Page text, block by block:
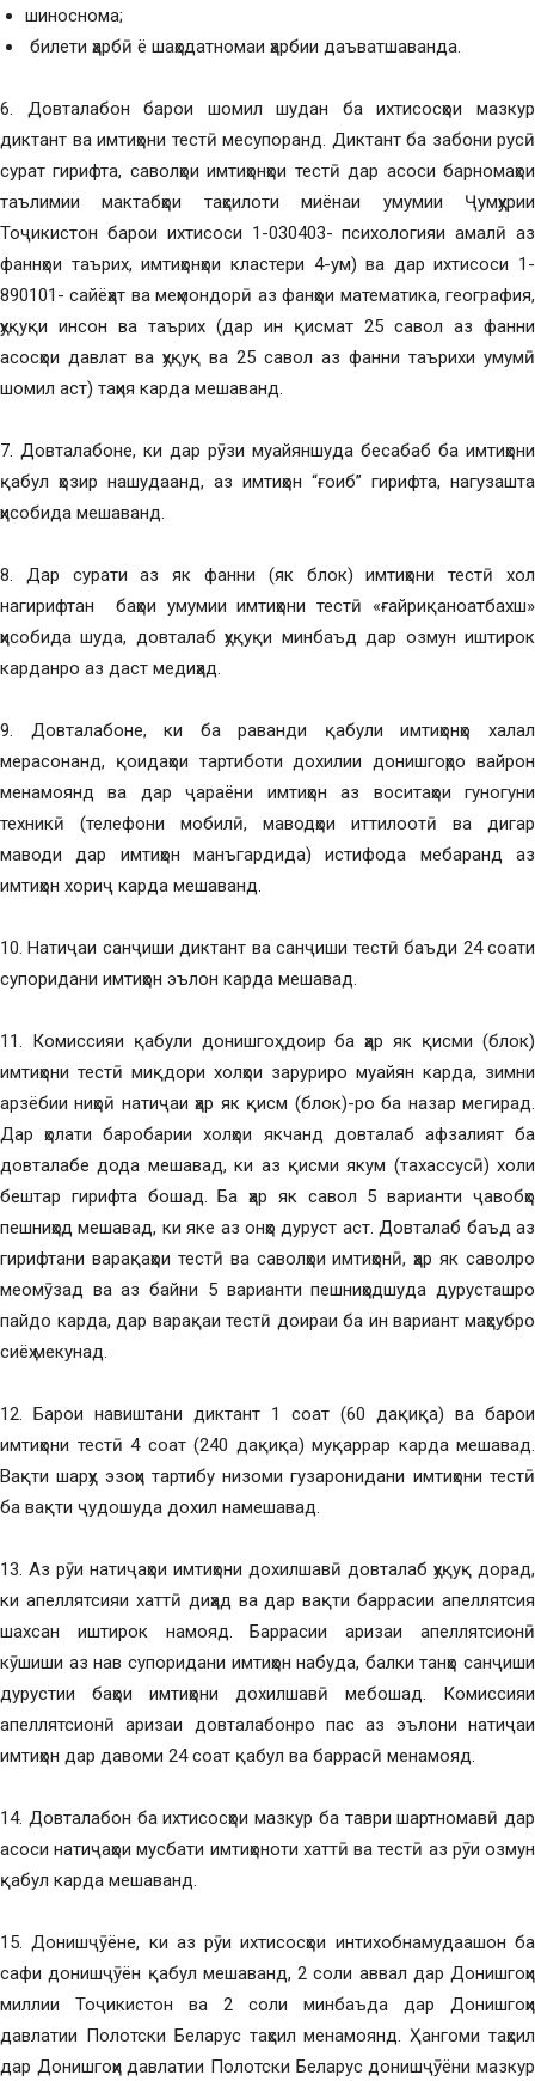
шиноснома;
билети ҳарбӣ ё шаҳодатномаи ҳарбии даъватшаванда.
6. Довталабон барои шомил шудан ба ихтисосҳои мазкур
диктант ва имтиҳони тестӣ месупоранд. Диктант ба забони русӣ
сурат гирифта, саволҳои имтиҳонҳои тестӣ дар асоси барномаҳои
таълимии мактабҳои таҳсилоти миёнаи умумии Ҷумҳурии
Тоҷикистон барои ихтисоси 1-030403- психологияи амалӣ аз
фаннҳои таърих, имтиҳонҳои кластери 4-ум) ва дар ихтисоси 1-
890101- сайёҳат ва меҳмондорӣ аз фанҳои математика, география,
ҳуқуқи инсон ва таърих (дар ин қисмат 25 савол аз фанни
асосҳои давлат ва ҳуқуқ ва 25 савол аз фанни таърихи умумӣ
шомил аст) таҳия карда мешаванд.
7. Довталабоне, ки дар рӯзи муайяншуда бесабаб ба имтиҳони
қабул ҳозир нашудаанд, аз имтиҳон “ғоиб” гирифта, нагузашта
ҳисобида мешаванд.
8. Дар сурати аз як фанни (як блок) имтиҳони тестӣ хол
нагирифтан баҳои умумии имтиҳони тестӣ «ғайриқаноатбахш»
ҳисобида шуда, довталаб ҳуқуқи минбаъд дар озмун иштирок
карданро аз даст медиҳад.
9. Довталабоне, ки ба раванди қабули имтиҳонҳо халал
мерасонанд, қоидаҳои тартиботи дохилии донишгоҳро вайрон
менамоянд ва дар ҷараёни имтиҳон аз воситаҳои гуногуни
техникӣ (телефони мобилӣ, маводҳои иттилоотӣ ва дигар
маводи дар имтиҳон манъгардида) истифода мебаранд аз
имтиҳон хориҷ карда мешаванд.
10. Натиҷаи санҷиши диктант ва санҷиши тестӣ баъди 24 соати
супоридани имтиҳон эълон карда мешавад.
11. Комиссияи қабули донишгоҳ доир ба ҳар як қисми (блок)
имтиҳони тестӣ миқдори холҳои заруриро муайян карда, зимни
арзёбии ниҳоӣ натиҷаи ҳар як қисм (блок)-ро ба назар мегирад.
Дар ҳолати баробарии холҳои якчанд довталаб афзалият ба
довталабе дода мешавад, ки аз қисми якум (тахассусӣ) холи
бештар гирифта бошад. Ба ҳар як савол 5 варианти ҷавобҳо
пешниҳод мешавад, ки яке аз онҳо дуруст аст. Довталаб баъд аз
гирифтани варақаҳои тестӣ ва саволҳои имтиҳонӣ, ҳар як саволро
меомӯзад ва аз байни 5 варианти пешниҳодшуда дурусташро
пайдо карда, дар варақаи тестӣ доираи ба ин вариант маҳсубро
сиёҳ мекунад.
12. Барои навиштани диктант 1 соат (60 дақиқа) ва барои
имтиҳони тестӣ 4 соат (240 дақиқа) муқаррар карда мешавад.
Вақти шарҳу эзоҳи тартибу низоми гузаронидани имтиҳони тестӣ
ба вақти ҷудошуда дохил намешавад.
13. Аз рӯи натиҷаҳои имтиҳони дохилшавӣ довталаб ҳуқуқ дорад,
ки апеллятсияи хаттӣ диҳад ва дар вақти баррасии апеллятсия
шахсан иштирок намояд. Баррасии аризаи апеллятсионӣ
кӯшиши аз нав супоридани имтиҳон набуда, балки танҳо санҷиши
дурустии баҳои имтиҳони дохилшавӣ мебошад. Комиссияи
апеллятсионӣ аризаи довталабонро пас аз эълони натиҷаи
имтиҳон дар давоми 24 соат қабул ва баррасӣ менамояд.
14. Довталабон ба ихтисосҳои мазкур ба таври шартномавӣ дар
асоси натиҷаҳои мусбати имтиҳоноти хаттӣ ва тестӣ аз рӯи озмун
қабул карда мешаванд.
15. Донишҷӯёне, ки аз рӯи ихтисосҳои интихобнамудаашон ба
сафи донишҷӯён қабул мешаванд, 2 соли аввал дар Донишгоҳи
миллии Тоҷикистон ва 2 соли минбаъда дар Донишгоҳи
давлатии Полотски Беларус таҳсил менамоянд. Ҳангоми таҳсил
дар Донишгоҳи давлатии Полотски Беларус донишҷӯёни мазкур